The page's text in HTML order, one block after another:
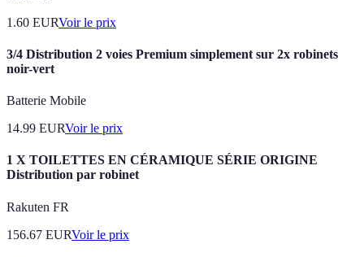
1.60 EURVoir le prix
3/4 Distribution 2 voies Premium simplement sur 2x robinets
noir-vert
Batterie Mobile
14.99 EURVoir le prix
1 X TOILETTES EN CÉRAMIQUE SÉRIE ORIGINE
Distribution par robinet
Rakuten FR
156.67 EURVoir le prix